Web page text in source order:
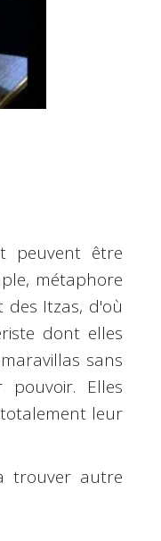
peuvent être
métaphore
des Itzas, d'où
dont elles
maravillas sans
Elles
leur
trouver autre